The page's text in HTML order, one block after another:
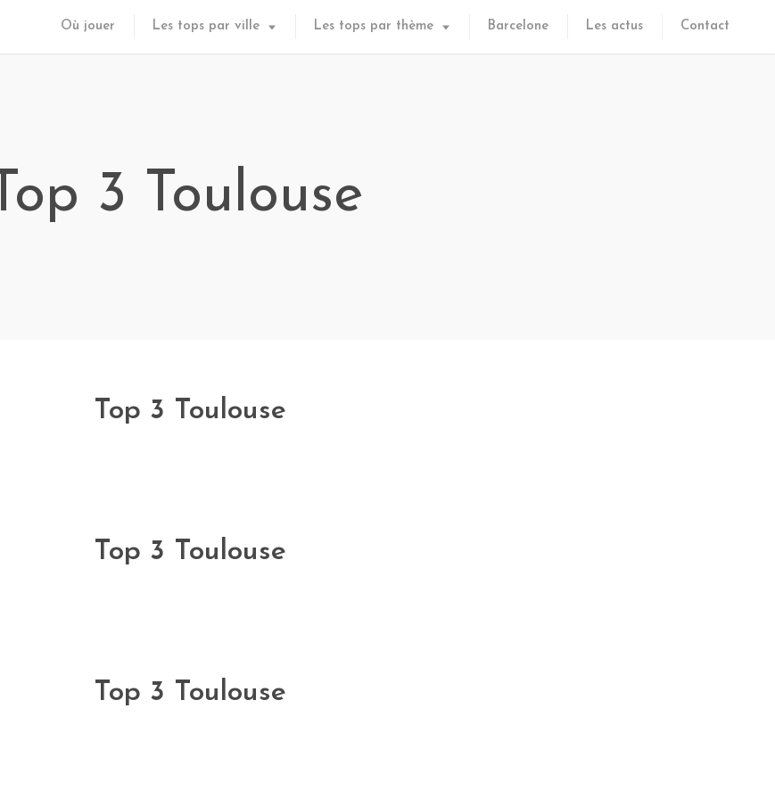
Où jouer Les tops par ville Les tops par thème Barcelone Les actus Contact
Top 3 Toulouse
Top 3 Toulouse
Top 3 Toulouse
Top 3 Toulouse